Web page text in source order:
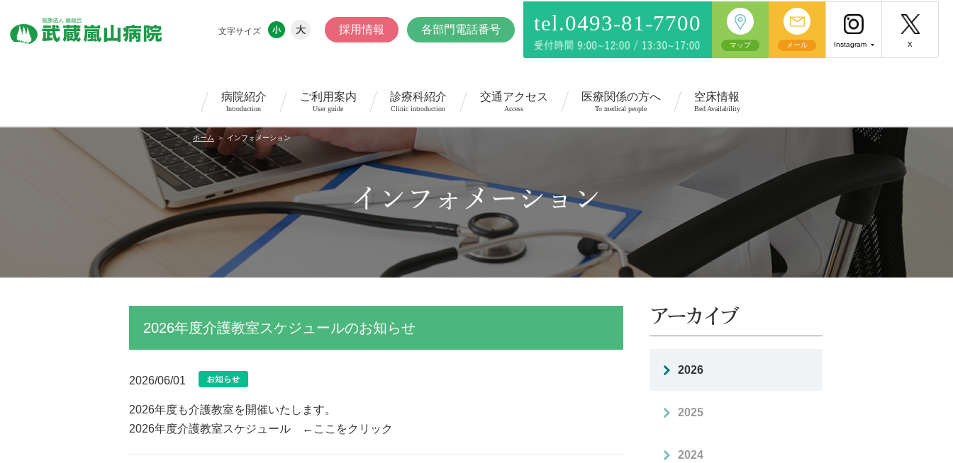
文字サイズ 採用情報 各部門電話番号 tel.0493-81-7700
マップ メール Instagram X
病院紹介
Introduction
ご利用案内
User guide
診療科紹介
Clinic introduction
交通アクセス
Access
医療関係の方へ
To medical people
空床情報
Bed Availability
ホーム インフォメーション
2026年度介護教室スケジュールのお知らせ
2026/06/01
2026年度も介護教室を開催いたします。
2026年度介護教室スケジュール ←ここをクリック
2026
2025
2024